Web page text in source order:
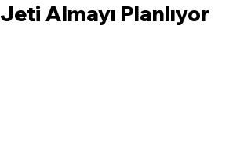
Jeti Almayı Planlıyor